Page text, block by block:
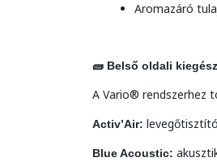
Aromazáró
🧱 Belső oldali
A Vario® rendszerhez
Activ’Air:
Blue Acoustic: